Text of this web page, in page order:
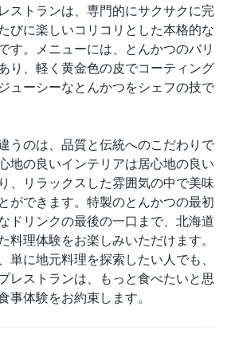
ストランは、専門的にサクサクに完
びに楽しいコリコリとした本格的な
す。メニューには、とんかつのバリ
り、軽く黄金色の皮でコーティング
ューシーなとんかつをシェフの技で
うのは、品質と伝統へのこだわりで
地の良いインテリアは居心地の良い
、リラックスした雰囲気の中で美味
ができます。特製のとんかつの最初
ドリンクの最後の一口まで、北海道
料理体験をお楽しみいただけます。
単に地元料理を探索したい人でも、
レストランは、もっと食べたいと思
事体験をお約束します。